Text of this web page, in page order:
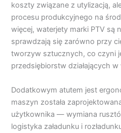
koszty związane z utylizacją,
procesu produkcyjnego na
więcej, waterjety marki PTV są
sprawdzają się zarówno przy
tworzyw sztucznych, co czyni
przedsiębiorstw działających
Dodatkowym atutem jest
maszyn została
użytkownika — wymiana
logistyka załadunku i